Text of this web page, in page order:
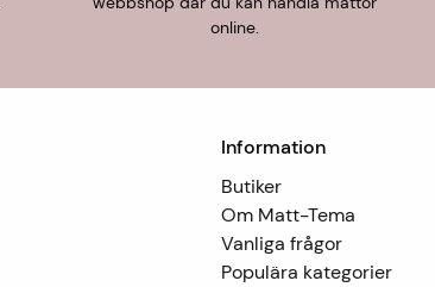
online.
Information
Butiker
Om Matt-Tema
Vanliga frågor
Populära kategorier